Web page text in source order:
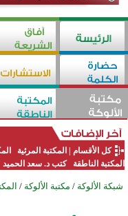
كل الأقسام المكتبة المرئية
المكتبة الناطقة
كتب د. سعد الحميد
شبكة الألوكة / مكتبة الألوكة /